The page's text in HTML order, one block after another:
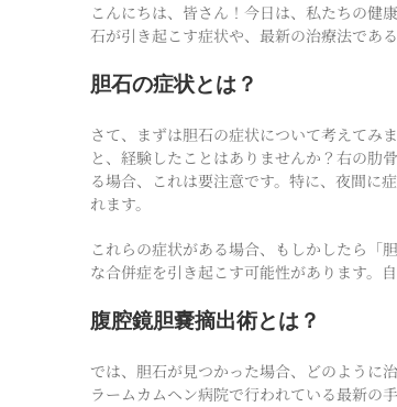
こんにちは、皆さん！今日は、私たちの健
石が引き起こす症状や、最新の治療法であ
胆石の症状とは？
さて、まずは胆石の症状について考えてみ
と、経験したことはありませんか？右の肋
る場合、これは要注意です。特に、夜間に
れます。
これらの症状がある場合、もしかしたら「
な合併症を引き起こす可能性があります。
腹腔鏡胆嚢摘出術とは？
では、胆石が見つかった場合、どのように
ラームカムヘン病院で行われている最新の